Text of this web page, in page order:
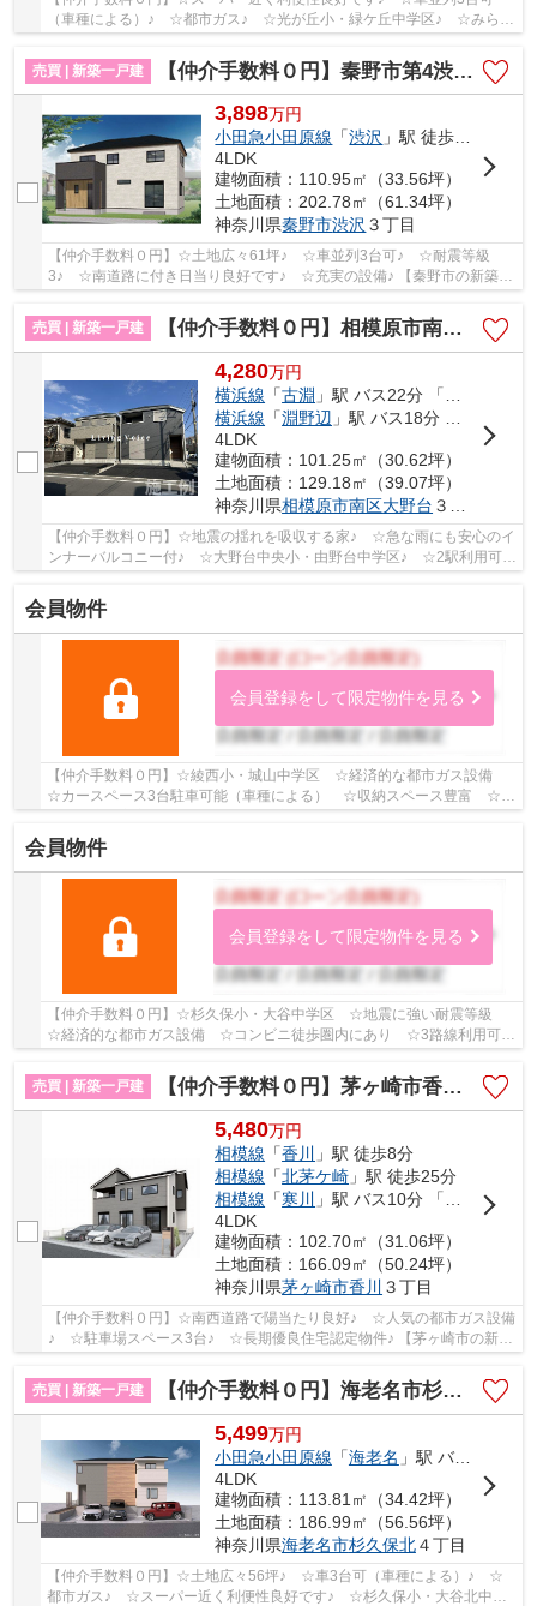
（車種による）♪ ☆都市ガス♪ ☆光が丘小・緑ケ丘中学区♪ ☆みらい
エコ住宅対象物件♪ 【相模原市中央区の新築一戸建て...
売買 | 新築一戸建
【仲介手数料０円】秦野市第4渋沢 新築一戸建て
3,898万円
小田急小田原線 「渋沢 」駅 徒歩18分
4LDK
建物面積：110.95㎡（33.56坪）
土地面積：202.78㎡（61.34坪）
神奈川県秦野市渋沢 ３丁目
【仲介手数料０円】☆土地広々61坪♪ ☆車並列3台可♪ ☆耐震等級
3♪ ☆南道路に付き日当り良好です♪ ☆充実の設備♪ 【秦野市の新築一
売買 | 新築一戸建
【仲介手数料０円】相模原市南区大野台第43 新築一戸建て
4,280万円
横浜線 「古淵 」駅 バス22分 「松が丘」 停歩4分
横浜線 「淵野辺 」駅 バス18分 「松が丘」 停歩4分
4LDK
建物面積：101.25㎡（30.62坪）
土地面積：129.18㎡（39.07坪）
神奈川県相模原市南区大野台 ３丁目
【仲介手数料０円】☆地震の揺れを吸収する家♪ ☆急な雨にも安心のイ
ンナーバルコニー付♪ ☆大野台中央小・由野台中学区♪ ☆2駅利用可能
会員物件
会員登録をして限定物件を見る
【仲介手数料０円】☆綾西小・城山中学区 ☆経済的な都市ガス設備
☆カースペース3台駐車可能（車種による） ☆収納スペース豊富 ☆リ
会員物件
会員登録をして限定物件を見る
【仲介手数料０円】☆杉久保小・大谷中学区 ☆地震に強い耐震等級
☆経済的な都市ガス設備 ☆コンビニ徒歩圏内にあり ☆3路線利用可
☆51坪のゆとりのある敷地 ☆カースペース3台駐車可...
売買 | 新築一戸建
【仲介手数料０円】茅ヶ崎市香川3丁目 新築一戸建て
5,480万円
相模線 「香川
」駅 徒歩8分
相模線 「北茅ケ崎 」駅 徒歩25分
相模線 「寒川
」駅 バス10分 「変電所前（茅ヶ崎市）」 停歩12分
4LDK
建物面積：102.70㎡（31.06坪）
土地面積：166.09㎡（50.24坪）
神奈川県茅ヶ崎市香川 ３丁目
【仲介手数料０円】☆南西道路で陽当たり良好♪ ☆人気の都市ガス設備
♪ ☆駐車場スペース3台♪ ☆長期優良住宅認定物件♪ 【茅ヶ崎市の新築
一戸建てのことならリビングボイスにお任せ下さ...
売買 | 新築一戸建
【仲介手数料０円】海老名市杉久保北1期 新築一戸建て
5,499万円
小田急小田原線 「海老名 」駅 バス12分 「杉久保住宅」 停歩1分
4LDK
建物面積：113.81㎡（34.42坪）
土地面積：186.99㎡（56.56坪）
神奈川県海老名市杉久保北４丁目
【仲介手数料０円】☆土地広々56坪♪ ☆車3台可（車種による）♪ ☆
都市ガス♪ ☆スーパー近く利便性良好です♪ ☆杉久保小・大谷北中学